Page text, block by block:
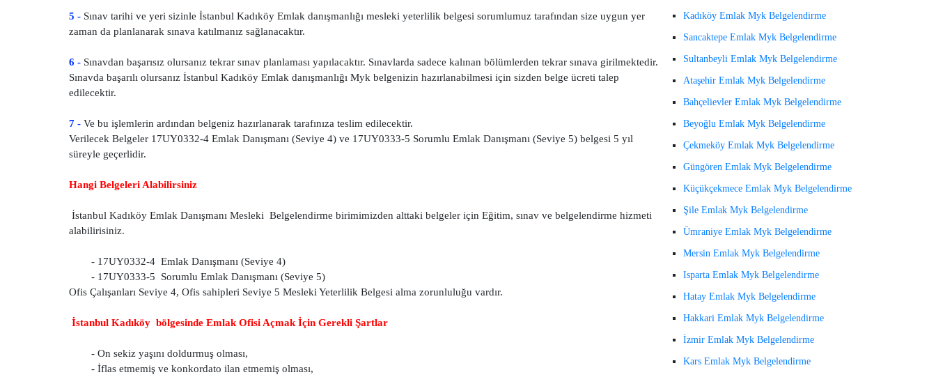
5 - Sınav tarihi ve yeri sizinle İstanbul Kadıköy Emlak danışmanlığı mesleki yeterlilik belgesi sorumlumuz tarafından size uygun yer
zaman da planlanarak sınava katılmanız sağlanacaktır.
6 - Sınavdan başarısız olursanız tekrar sınav planlaması yapılacaktır. Sınavlarda sadece kalınan bölümlerden tekrar sınava girilmektedir.
Sınavda başarılı olursanız İstanbul Kadıköy Emlak danışmanlığı Myk belgenizin hazırlanabilmesi için sizden belge ücreti talep
edilecektir.
7 - Ve bu işlemlerin ardından belgeniz hazırlanarak tarafınıza teslim edilecektir.
Verilecek Belgeler 17UY0332-4 Emlak Danışmanı (Seviye 4) ve 17UY0333-5 Sorumlu Emlak Danışmanı (Seviye 5) belgesi 5 yıl
süreyle geçerlidir.
Hangi Belgeleri Alabilirsiniz
İstanbul Kadıköy Emlak Danışmanı Mesleki Belgelendirme birimimizden alttaki belgeler için Eğitim, sınav ve belgelendirme hizmeti
alabilirisiniz.
- 17UY0332-4 Emlak Danışmanı (Seviye 4)
- 17UY0333-5 Sorumlu Emlak Danışmanı (Seviye 5)
Ofis Çalışanları Seviye 4, Ofis sahipleri Seviye 5 Mesleki Yeterlilik Belgesi alma zorunluluğu vardır.
İstanbul Kadıköy bölgesinde Emlak Ofisi Açmak İçin Gerekli Şartlar
- On sekiz yaşını doldurmuş olması,
- İflas etmemiş ve konkordato ilan etmemiş olması,
Kadıköy Emlak Myk Belgelendirme
Sancaktepe Emlak Myk Belgelendirme
Sultanbeyli Emlak Myk Belgelendirme
Ataşehir Emlak Myk Belgelendirme
Bahçelievler Emlak Myk Belgelendirme
Beyoğlu Emlak Myk Belgelendirme
Çekmeköy Emlak Myk Belgelendirme
Güngören Emlak Myk Belgelendirme
Küçükçekmece Emlak Myk Belgelendirme
Şile Emlak Myk Belgelendirme
Ümraniye Emlak Myk Belgelendirme
Mersin Emlak Myk Belgelendirme
Isparta Emlak Myk Belgelendirme
Hatay Emlak Myk Belgelendirme
Hakkari Emlak Myk Belgelendirme
İzmir Emlak Myk Belgelendirme
Kars Emlak Myk Belgelendirme